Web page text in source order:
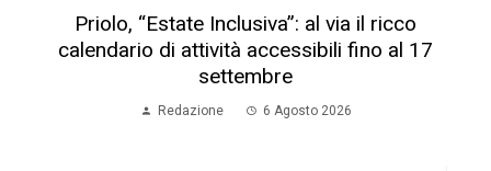
Priolo, “Estate Inclusiva”: al via il ricco
calendario di attività accessibili fino al 17
settembre
Redazione 6 Agosto 2026